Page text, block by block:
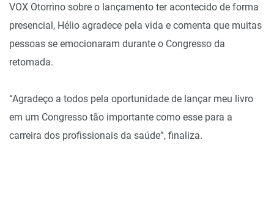
VOX Otorrino sobre o lançamento ter acontecido de forma
presencial, Hélio agradece pela vida e comenta que muitas
pessoas se emocionaram durante o Congresso da
retomada.
“Agradeço a todos pela oportunidade de lançar meu livro
em um Congresso tão importante como esse para a
carreira dos profissionais da saúde”, finaliza.